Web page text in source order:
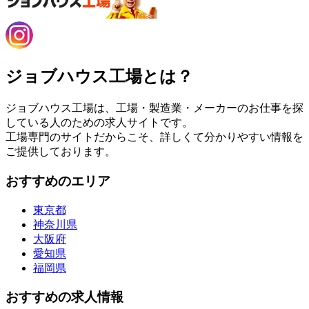
ジョブハウス工場とは？
ジョブハウス工場は、工場・製造業・メーカーのお仕事を探
している人のための求人サイトです。
工場専門のサイトだからこそ、詳しくて分かりやすい情報を
ご提供しております。
おすすめのエリア
東京都
神奈川県
大阪府
愛知県
福岡県
おすすめの求人情報